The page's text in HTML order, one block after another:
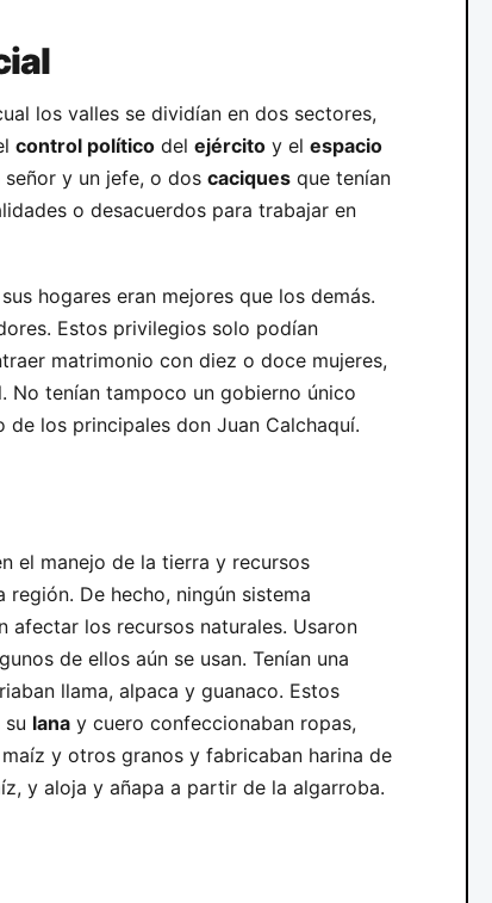
los valles se dividían en dos sectores,
control político del ejército y el espacio
y un jefe, o dos caciques que tenían
o desacuerdos para trabajar en
hogares eran mejores que los demás.
Estos privilegios solo podían
matrimonio con diez o doce mujeres,
No tenían tampoco un gobierno único
de los principales don Juan Calchaquí.
el manejo de la tierra y recursos
De hecho, ningún sistema
los recursos naturales. Usaron
de ellos aún se usan. Tenían una
llama, alpaca y guanaco. Estos
lana y cuero confeccionaban ropas,
y otros granos y fabricaban harina de
y aloja y añapa a partir de la algarroba.